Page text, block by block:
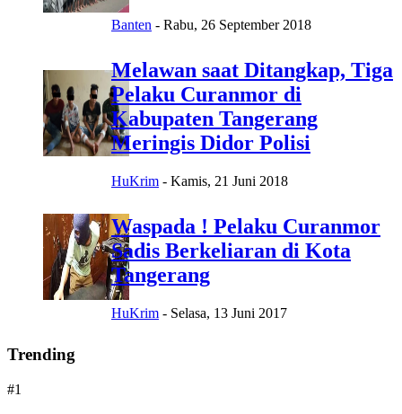
Banten - Rabu, 26 September 2018
Melawan saat Ditangkap, Tiga
Pelaku Curanmor di
Kabupaten Tangerang
Meringis Didor Polisi
HuKrim - Kamis, 21 Juni 2018
Waspada ! Pelaku Curanmor
Sadis Berkeliaran di Kota
Tangerang
HuKrim - Selasa, 13 Juni 2017
Trending
#1